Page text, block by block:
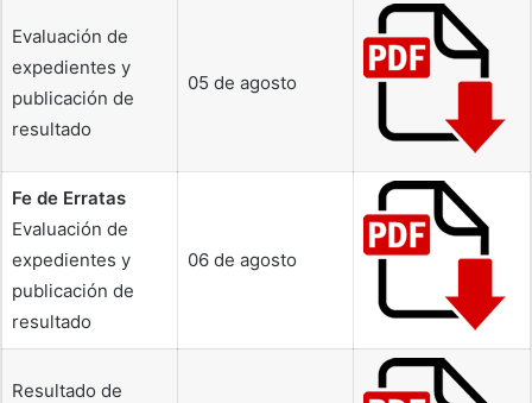
Evaluación de
expedientes y
publicación de
resultado
05 de agosto
Fe de Erratas
Evaluación de
expedientes y
publicación de
resultado
06 de agosto
Resultado de